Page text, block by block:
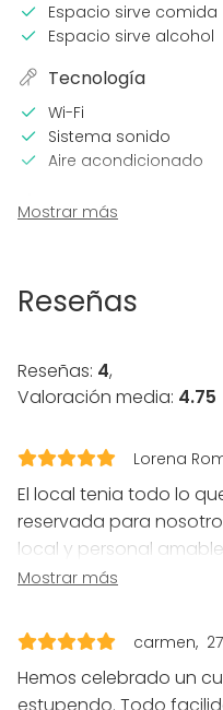
Espacio sirve comida
Espacio sirve alcohol
Tecnología
Wi-Fi
Sistema sonido
Aire acondicionado
En el espacio
Propia música OK
Bola de disco ;)
Tipo de eventos
Boda
Cena / Comida
Reunión / Workshop
Conferencia /
Evento corporativo
Fiesta infantil
Celebración familiar
Team building /
Tipo de espacio
Mostrar más
Reseñas
Reseñas: 4,
Valoración media: 4.75
Lorena
El local tenia todo lo
reservada para
local y personal
momento. La comida
ellos te ofrecen
contentos!!
Mostrar más
carmen
Hemos celebrado un